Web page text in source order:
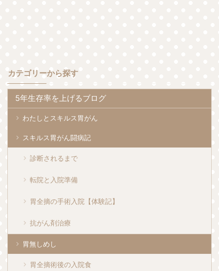
カテゴリーから探す
5年生存率を上げるブログ
わたしとスキルス胃がん
スキルス胃がん闘病記
診断されるまで
転院と入院準備
胃全摘の手術入院【体験記】
抗がん剤治療
胃無しめし
胃全摘術後の入院食